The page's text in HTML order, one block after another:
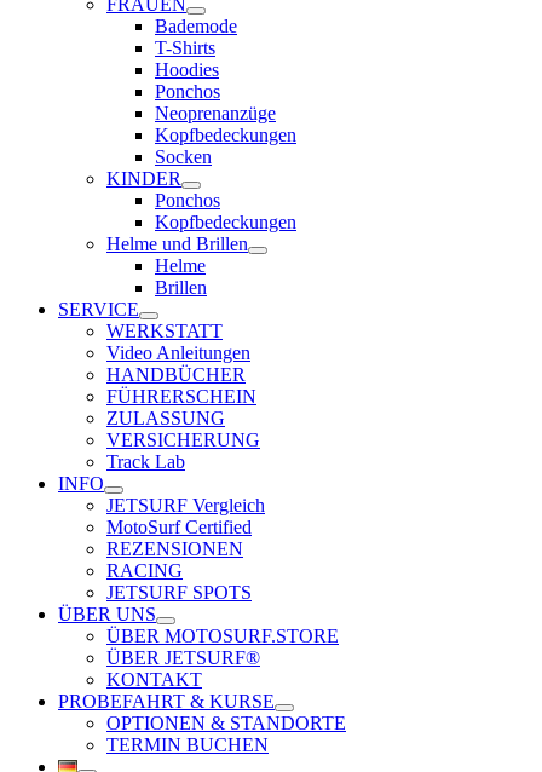
FRAUEN
Bademode
T-Shirts
Hoodies
Ponchos
Neoprenanzüge
Kopfbedeckungen
Socken
KINDER
Ponchos
Kopfbedeckungen
Helme und Brillen
Helme
Brillen
SERVICE
WERKSTATT
Video Anleitungen
HANDBÜCHER
FÜHRERSCHEIN
ZULASSUNG
VERSICHERUNG
Track Lab
INFO
JETSURF Vergleich
MotoSurf Certified
REZENSIONEN
RACING
JETSURF SPOTS
ÜBER UNS
ÜBER MOTOSURF.STORE
ÜBER JETSURF®
KONTAKT
PROBEFAHRT & KURSE
OPTIONEN & STANDORTE
TERMIN BUCHEN